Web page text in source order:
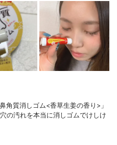
角質消しゴム<香草生姜の香り>」
の汚れを本当に消しゴムでけしけ